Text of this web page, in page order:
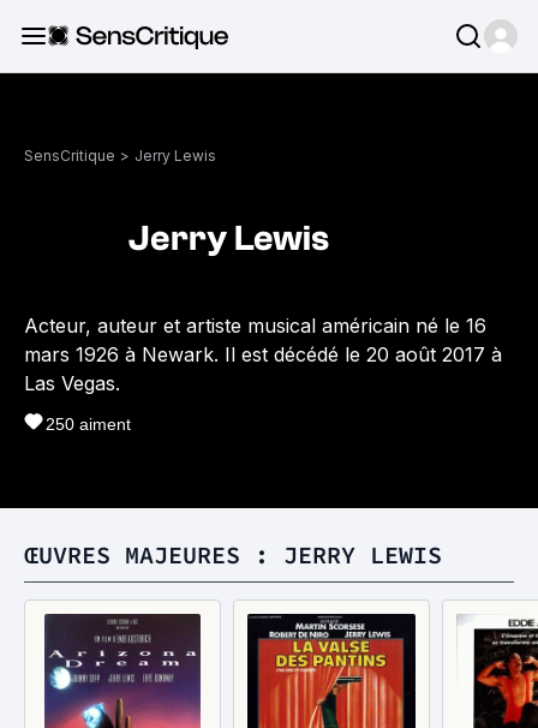
SensCritique > Jerry Lewis
Jerry Lewis
Acteur, auteur et artiste musical américain né le 16
mars 1926 à Newark. Il est décédé le 20 août 2017 à
Las Vegas.
250 aiment
ŒUVRES MAJEURES : JERRY LEWIS